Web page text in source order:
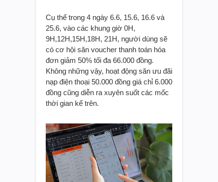
Cụ thể trong 4 ngày 6.6, 15.6, 16.6 và
25.6, vào các khung giờ 0H,
9H,12H,15H,18H, 21H, người dùng sẽ
có cơ hội săn voucher thanh toán hóa
đơn giảm 50% tối đa 66.000 đồng.
Không những vậy, hoạt động săn ưu đãi
nạp điện thoại 50.000 đồng giá chỉ 6.000
đồng cũng diễn ra xuyên suốt các mốc
thời gian kể trên.